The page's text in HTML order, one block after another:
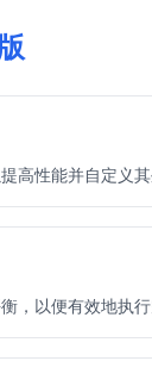
性能并自定义其
，以便有效地执行